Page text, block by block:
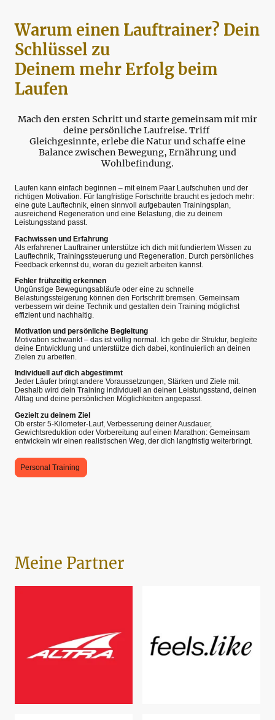
Warum einen Lauftrainer? Dein
Schlüssel zu
Deinem mehr Erfolg beim
Laufen
Mach den ersten Schritt und starte gemeinsam mit mir
deine persönliche Laufreise. Triff
Gleichgesinnte, erlebe die Natur und schaffe eine
Balance zwischen Bewegung, Ernährung und
Wohlbefindung.
Laufen kann einfach beginnen – mit einem Paar Laufschuhen und der
richtigen Motivation. Für langfristige Fortschritte braucht es jedoch mehr:
eine gute Lauftechnik, einen sinnvoll aufgebauten Trainingsplan,
ausreichend Regeneration und eine Belastung, die zu deinem
Leistungsstand passt.
Fachwissen und Erfahrung
Als erfahrener Lauftrainer unterstütze ich dich mit fundiertem Wissen zu
Lauftechnik, Trainingssteuerung und Regeneration. Durch persönliches
Feedback erkennst du, woran du gezielt arbeiten kannst.
Fehler frühzeitig erkennen
Ungünstige Bewegungsabläufe oder eine zu schnelle
Belastungssteigerung können den Fortschritt bremsen. Gemeinsam
verbessern wir deine Technik und gestalten dein Training möglichst
effizient und nachhaltig.
Motivation und persönliche Begleitung
Motivation schwankt – das ist völlig normal. Ich gebe dir Struktur, begleite
deine Entwicklung und unterstütze dich dabei, kontinuierlich an deinen
Zielen zu arbeiten.
Individuell auf dich abgestimmt
Jeder Läufer bringt andere Voraussetzungen, Stärken und Ziele mit.
Deshalb wird dein Training individuell an deinen Leistungsstand, deinen
Alltag und deine persönlichen Möglichkeiten angepasst.
Gezielt zu deinem Ziel
Ob erster 5-Kilometer-Lauf, Verbesserung deiner Ausdauer,
Gewichtsreduktion oder Vorbereitung auf einen Marathon: Gemeinsam
entwickeln wir einen realistischen Weg, der dich langfristig weiterbringt.
Personal Training
Meine Partner